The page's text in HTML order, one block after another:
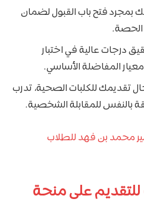
بمجرد فتح باب القبول لضمان
الحصة.
درجات عالية في اختبار
المفاضلة الأساسي.
تقديمك للكلبات الصحية، تدرب
بالنفس للمقابلة الشخصية.
محمد بن فهد للطلاب
على منحة